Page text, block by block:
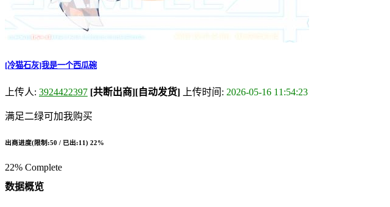
[冷猫石灰]我是一个西瓜碗
上传人: 3924422397 [共断出商][自动发货] 上传时间: 2026-05-16 11:54:23
满足二绿可加我购买
出商进度(限制:50 / 已出:11) 22%
22% Complete
数据概览